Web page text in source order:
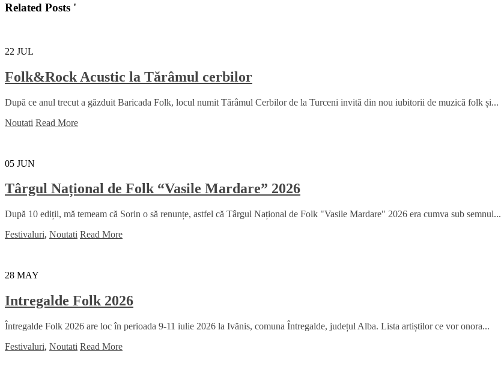
Related Posts '
22 JUL
Folk&Rock Acustic la Tărâmul cerbilor
După ce anul trecut a găzduit Baricada Folk, locul numit Tărâmul Cerbilor de la Turceni invită din nou iubitorii de muzică folk și...
Noutati Read More
05 JUN
Târgul Național de Folk “Vasile Mardare” 2026
După 10 ediții, mă temeam că Sorin o să renunțe, astfel că Târgul Național de Folk "Vasile Mardare" 2026 era cumva sub semnul...
Festivaluri, Noutati Read More
28 MAY
Intregalde Folk 2026
Întregalde Folk 2026 are loc în perioada 9-11 iulie 2026 la Ivănis, comuna Întregalde, județul Alba. Lista artiștilor ce vor onora...
Festivaluri, Noutati Read More